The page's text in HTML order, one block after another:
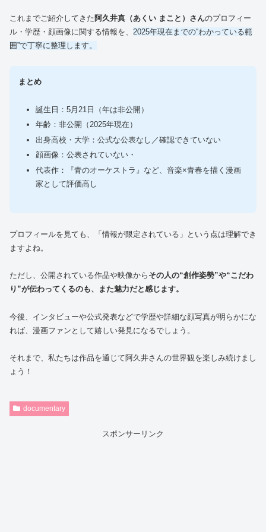
これまでご紹介してきた 阿久井真（あくい まこと）さんのプロフィー
ル・学歴・顔画像に関する情報を、 2025年現在までの“わかっている範
囲”で丁寧に整理します。
まとめ
誕生日：5月21日（年は非公開）
年齢：非公開（2025年現在）
出身高校・大学：公式な公表なし／確認できていない
顔画像：公表されていない・
代表作：『青のオーケストラ』など、音楽×青春を描く漫画
家として評価高し
プロフィールを見ても、「情報が限定されている」という点は理解でき
ますよね。
ただし、公開されている作品や映像から その人の“創作姿勢”や“こだわ
り”が伝わってくるのも、また魅力だと感じます。
今後、インタビューや公式発表などで学歴や詳細な顔写真が明らかにな
れば、漫画ファンとして嬉しい発見になるでしょう。
それまで、私たちは作品を通じて阿久井さんの世界観を楽しみ続けまし
ょう！
documentary
スポンサーリンク